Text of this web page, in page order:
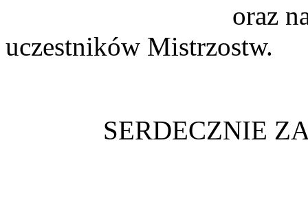
oraz nagród
uczestników Mistrzostw.
SERDECZNIE